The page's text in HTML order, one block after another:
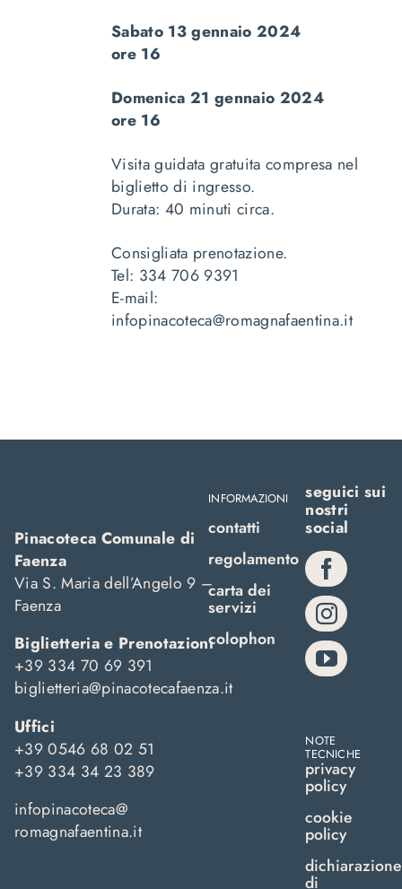
Sabato 13 gennaio 2024
ore 16
Domenica 21 gennaio 2024
ore 16
Visita guidata gratuita compresa nel
biglietto di ingresso.
Durata: 40 minuti circa.
Consigliata prenotazione.
Tel: 334 706 9391
E-mail:
infopinacoteca@romagnafaentina.it
Pinacoteca Comunale di
Faenza
Via S. Maria dell’Angelo 9 –
Faenza
Biglietteria e Prenotazioni
+39 334 70 69 391
biglietteria@pinacotecafaenza.it
Uffici
+39 0546 68 02 51
+39 334 34 23 389
infopinacoteca@
romagnafaentina.it
INFORMAZIONI
contatti
regolamento
carta dei
servizi
colophon
seguici sui
nostri
social
NOTE
TECNICHE
privacy
policy
cookie
policy
dichiarazione
di